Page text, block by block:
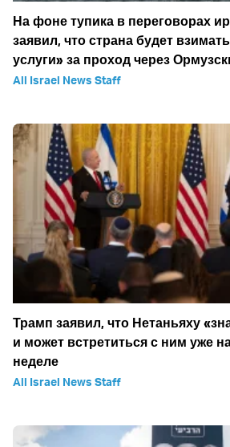
На фоне тупика в переговорах
заявил, что страна будет
услуги» за проход через
All Israel News Staff
Трамп заявил, что Нетаньяху
и может встретиться с ним уже
неделе
All Israel News Staff